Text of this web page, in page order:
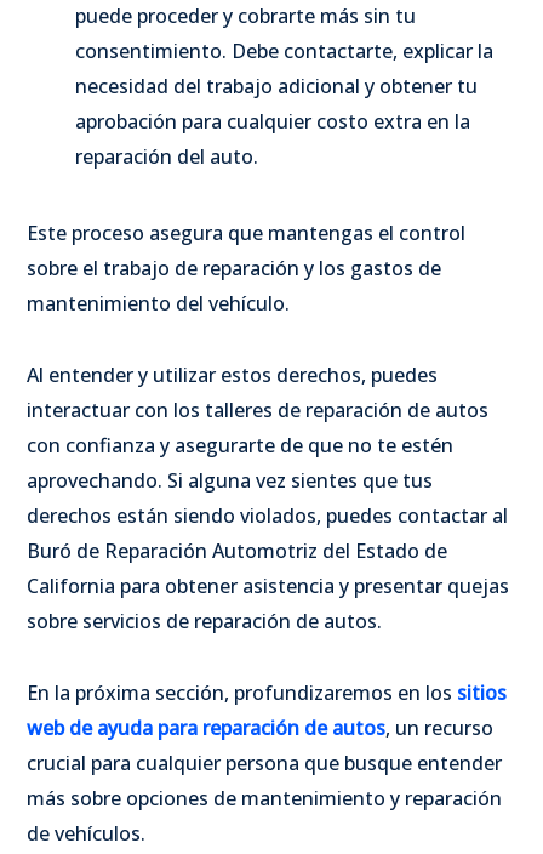
puede proceder y cobrarte más sin tu
consentimiento. Debe contactarte, explicar la
necesidad del trabajo adicional y obtener tu
aprobación para cualquier costo extra en la
reparación del auto.
Este proceso asegura que mantengas el control
sobre el trabajo de reparación y los gastos de
mantenimiento del vehículo.
Al entender y utilizar estos derechos, puedes
interactuar con los talleres de reparación de autos
con confianza y asegurarte de que no te estén
aprovechando. Si alguna vez sientes que tus
derechos están siendo violados, puedes contactar al
Buró de Reparación Automotriz del Estado de
California para obtener asistencia y presentar quejas
sobre servicios de reparación de autos.
En la próxima sección, profundizaremos en los sitios
web de ayuda para reparación de autos, un recurso
crucial para cualquier persona que busque entender
más sobre opciones de mantenimiento y reparación
de vehículos.